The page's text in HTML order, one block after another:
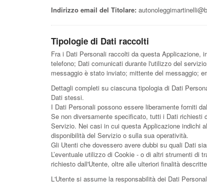
Indirizzo email del Titolare:
Tipologie di Dati raccolti
Fra i Dati Personali raccolti da questa Applicazione,
telefono; Dati comunicati durante l'utilizzo del
messaggio è stato inviato; mittente del messaggio;
Dettagli completi su ciascuna tipologia di Dati
Dati stessi.
I Dati Personali possono essere liberamente forniti
Se non diversamente specificato, tutti i Dati richiesti
Servizio. Nei casi in cui questa Applicazione indichi
disponibilità del Servizio o sulla sua operatività.
Gli Utenti che dovessero avere dubbi su quali Dati
L’eventuale utilizzo di Cookie - o di altri strumenti
richiesto dall'Utente, oltre alle ulteriori finalità
L'Utente si assume la responsabilità dei Dati